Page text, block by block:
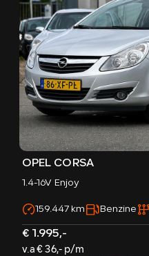
OPEL CORSA
1.4-16V Enjoy
159.447 km Benzine
€ 1.995,-
v.a € 36,- p/m